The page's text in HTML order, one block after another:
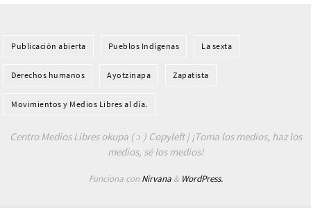
Publicación abierta Pueblos Indí­genas La sexta
Derechos humanos Ayotzinapa Zapatista
Movimientos y Medios Libres al día.
Centro Medios Libres okupa ( ɔ ) Copyleft | ¡Toma los medios, haz los
medios, sé los medios!
Funciona con Nirvana& WordPress.